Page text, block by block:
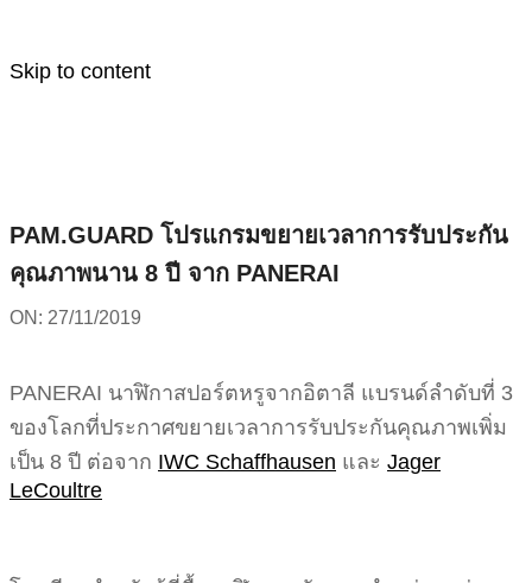
Skip to content
PAM.GUARD โปรแกรมขยายเวลาการรับประกัน
คุณภาพนาน 8 ปี จาก PANERAI
ON: 27/11/2019
PANERAI นาฬิกาสปอร์ตหรูจากอิตาลี แบรนด์ลำดับที่ 3
ของโลกที่ประกาศขยายเวลาการรับประกันคุณภาพเพิ่ม
เป็น 8 ปี ต่อจาก IWC Schaffhausen และ Jager
LeCoultre